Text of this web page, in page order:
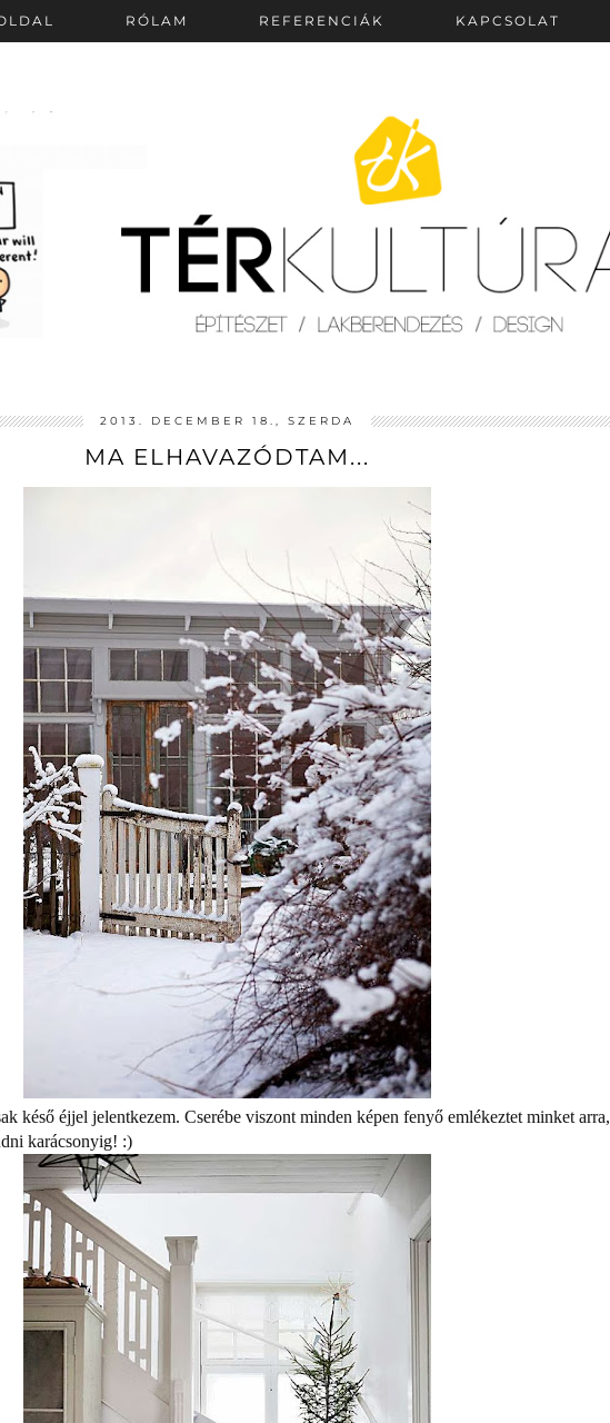
RÓLAM REFERENCIÁK KAPCSOLAT
2013. DECEMBER 18., SZERDA
MA ELHAVAZÓDTAM...
késő éjjel jelentkezem. Cserébe viszont minden képen fenyő emlékeztet minket arra,
karácsonyig! :)